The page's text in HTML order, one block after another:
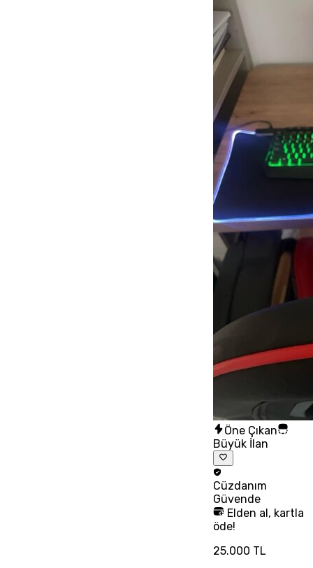
Öne Çıkan
Büyük İlan
Cüzdanım
Güvende
Elden al, kartla
öde!
25.000 TL